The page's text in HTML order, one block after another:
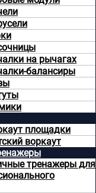
на рычагах
балансиры
площадки
воркаут
тренажеры для